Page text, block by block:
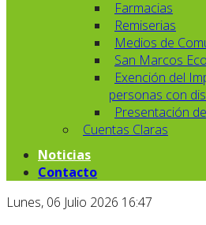
Farmacias
Remiserias
Medios de
San Marcos
Exención del
personas con
Presentación
Cuentas Claras
Noticias
Contacto
Lunes, 06 Julio 2026 16:47